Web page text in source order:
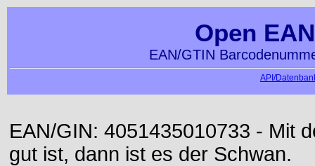
Open
EAN/GTIN
API/
EAN/GIN: 4051435010733 - Mit
gut ist, dann ist es der Schwan.